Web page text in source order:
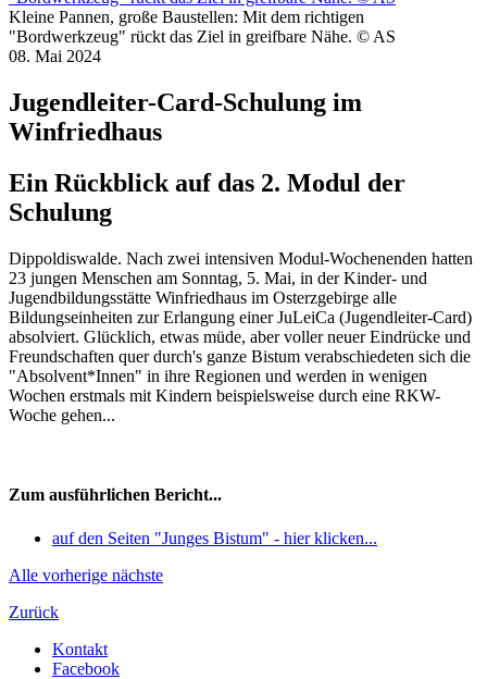
Kleine Pannen, große Baustellen: Mit dem richtigen
"Bordwerkzeug" rückt das Ziel in greifbare Nähe. © AS
08. Mai 2024
Jugendleiter-Card-Schulung im
Winfriedhaus
Ein Rückblick auf das 2. Modul der
Schulung
Dippoldiswalde. Nach zwei intensiven Modul-Wochenenden hatten
23 jungen Menschen am Sonntag, 5. Mai, in der Kinder- und
Jugendbildungsstätte Winfriedhaus im Osterzgebirge alle
Bildungseinheiten zur Erlangung einer JuLeiCa (Jugendleiter-Card)
absolviert. Glücklich, etwas müde, aber voller neuer Eindrücke und
Freundschaften quer durch's ganze Bistum verabschiedeten sich die
"Absolvent*Innen" in ihre Regionen und werden in wenigen
Wochen erstmals mit Kindern beispielsweise durch eine RKW-
Woche gehen...
Zum ausführlichen Bericht...
auf den Seiten "Junges Bistum" - hier klicken...
Alle vorherige nächste
Zurück
Kontakt
Facebook